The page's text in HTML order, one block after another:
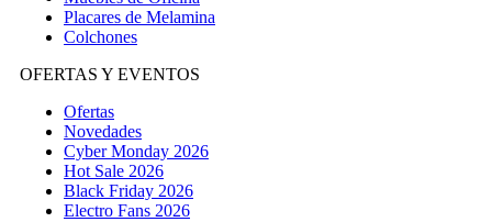
Placares de Melamina
Colchones
OFERTAS Y EVENTOS
Ofertas
Novedades
Cyber Monday 2026
Hot Sale 2026
Black Friday 2026
Electro Fans 2026